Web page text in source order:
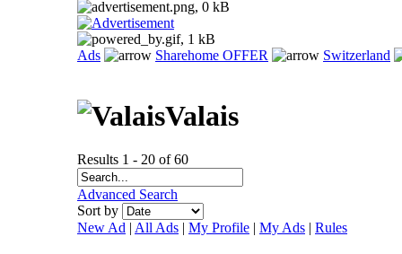
Ads Sharehome OFFER Switzerland
Valais
Results 1 - 20 of 60
Advanced Search
Sort by
New Ad | All Ads | My Profile | My Ads | Rules